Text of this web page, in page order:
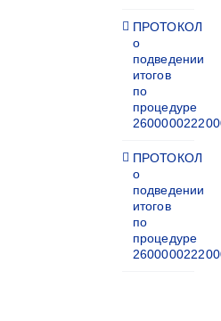
ПРОТОКОЛ
о
подведении
итогов
по
процедуре
ПРОТОКОЛ
о
подведении
итогов
по
процедуре